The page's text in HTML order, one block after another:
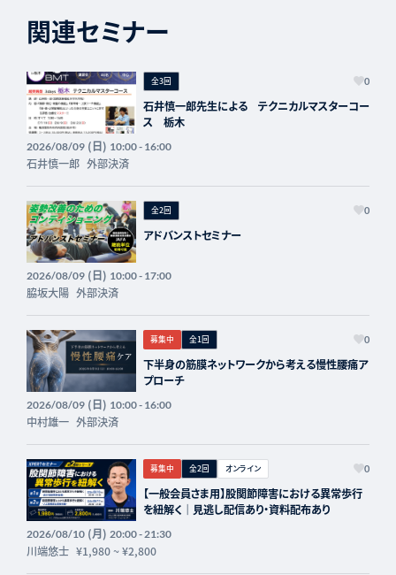
関連セミナー
全3回 0
石井慎一郎先生による テクニカルマスターコー
ス 栃木
2026/08/09(日) 10:00 - 16:00
石井慎一郎 外部決済
全2回 0
アドバンストセミナー
2026/08/09(日) 10:00 - 17:00
脇坂大陽 外部決済
募集中 全1回 0
下半身の筋膜ネットワークから考える慢性腰痛ア
プローチ
2026/08/09(日) 10:00 - 16:00
中村雄一 外部決済
募集中 全2回 オンライン 0
【一般会員さま用】股関節障害における異常歩行
を紐解く｜見逃し配信あり・資料配布あり
2026/08/10(月) 20:00 - 21:30
川端悠士 ¥1,980~¥2,800